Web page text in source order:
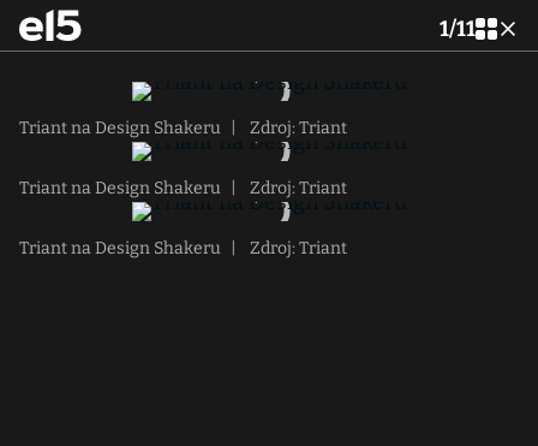
1/11
Triant na Design Shakeru Zdroj: Triant
Triant na Design Shakeru Zdroj: Triant
Triant na Design Shakeru Zdroj: Triant